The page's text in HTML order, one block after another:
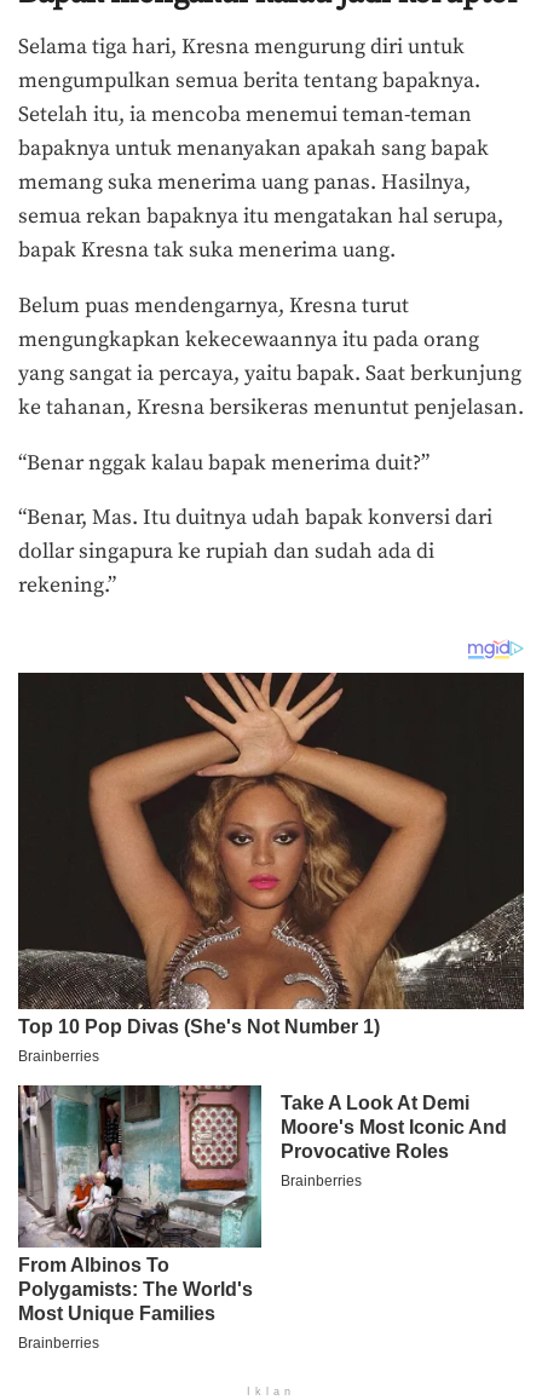
Selama tiga hari, Kresna mengurung diri untuk
mengumpulkan semua berita tentang bapaknya.
Setelah itu, ia mencoba menemui teman-teman
bapaknya untuk menanyakan apakah sang bapak
memang suka menerima uang panas. Hasilnya,
semua rekan bapaknya itu mengatakan hal serupa,
bapak Kresna tak suka menerima uang.
Belum puas mendengarnya, Kresna turut
mengungkapkan kekecewaannya itu pada orang
yang sangat ia percaya, yaitu bapak. Saat berkunjung
ke tahanan, Kresna bersikeras menuntut penjelasan.
“Benar nggak kalau bapak menerima duit?”
“Benar, Mas. Itu duitnya udah bapak konversi dari
dollar singapura ke rupiah dan sudah ada di
rekening.”
Iklan